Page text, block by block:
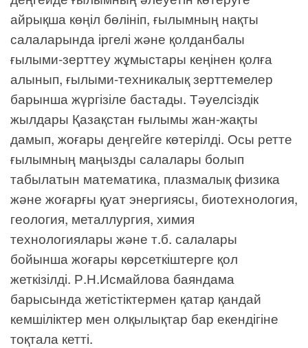
айрықша көңіл бөлініп, ғылымның нақты
салаларында іргелі және қолданбалы
ғылыми-зерттеу жұмыстары кеңінен қолға
алынып, ғылыми-техникалық зерттемелер
барынша жүргізіле бастады. Тәуелсіздік
жылдары Қазақстан ғылымы жан-жақты
дамып, жоғары деңгейге көтерілді. Осы ретте
ғылымның маңызды салалары болып
табылатын математика, плазмалық физика
және жоғарғы қуат энергиясы, биотехнология,
геология, металлургия, химия
технологиялары және т.б. салалары
бойынша жоғары көрсеткіштерге қол
жеткізілді. Р.Н.Исмайлова баяндама
барысында жетістіктермен қатар қандай
кемшіліктер мен олқылықтар бар екендігіне
тоқтала кетті.